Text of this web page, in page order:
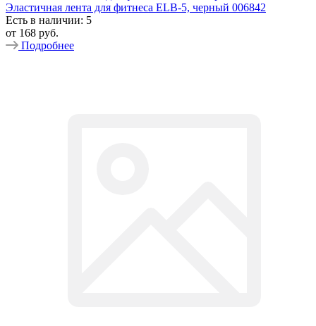
Эластичная лента для фитнеса ELB-5, черный 006842
Есть в наличии: 5
от 168 руб.
Подробнее